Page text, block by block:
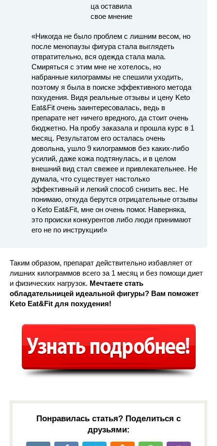
«Никогда не было проблем с лишним весом, но
после менопаузы фигура стала выглядеть
отвратительно, вся одежда стала мала.
Смиряться с этим мне не хотелось, но
набранные килограммы не спешили уходить,
поэтому я была в поиске эффективного метода
похудения. Видя реальные отзывы и цену Keto
Eat&Fit очень заинтересовалась, ведь в
препарате нет ничего вредного, да стоит очень
бюджетно. На пробу заказала и прошла курс в 1
месяц. Результатом его осталась очень
довольна, ушло 9 килограммов без каких-либо
усилий, даже кожа подтянулась, и в целом
внешний вид стал свежее и привлекательнее. Не
думала, что существует настолько
эффективный и легкий способ снизить вес. Не
понимаю, откуда берутся отрицательные отзывы
о Keto Eat&Fit, мне он очень помог. Наверняка,
это происки конкурентов либо люди принимают
его не по инструкции!»
Таким образом, препарат действительно избавляет от
лишних килограммов всего за 1 месяц и без помощи диет
и физических нагрузок. Мечтаете стать
обладательницей идеальной фигуры? Вам поможет
Keto Eat&Fit для похудения!
Понравилась статья? Поделиться с
друзьями: